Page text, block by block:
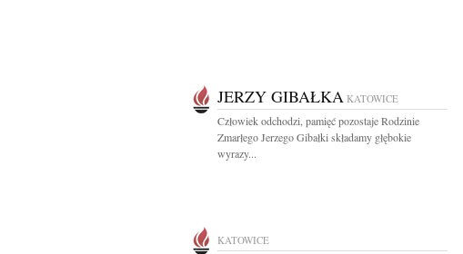
JERZY GIBAŁKA KATOWICE
Człowiek odchodzi, pamięć pozostaje Rodzinie
Zmarłego Jerzego Gibałki składamy głębokie
wyrazy...
KATOWICE